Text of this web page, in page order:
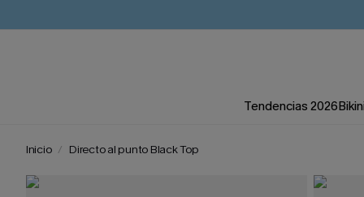
Tendencias 2026
Inicio Directo al punto Black Top